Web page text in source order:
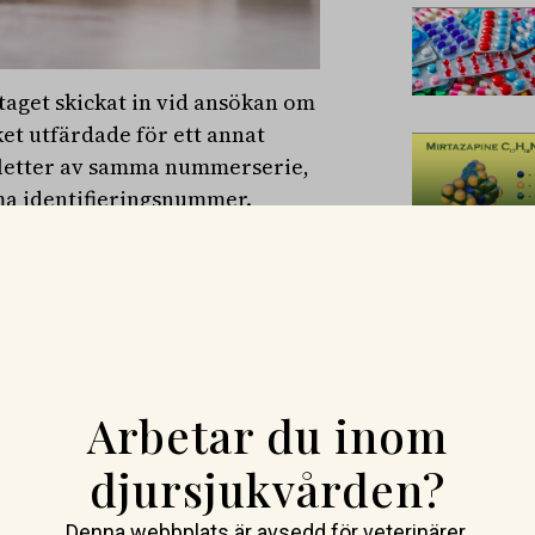
skickat in vid ansökan om
utfärdade för ett annat
av samma nummerserie,
identifieringsnummer.
gjort något fel, men det
chip. Om du har sålt
id-märkare, bör du
om djur som redan är
Ytterligare information
med ett
register, kommer ett
att kontakta kundtjänst för
Arbetar du inom
djursjukvården?